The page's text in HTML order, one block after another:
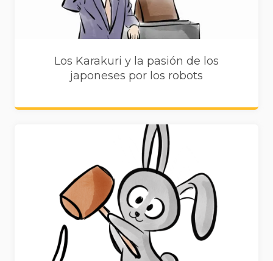
Los Karakuri y la pasión de los
japoneses por los robots